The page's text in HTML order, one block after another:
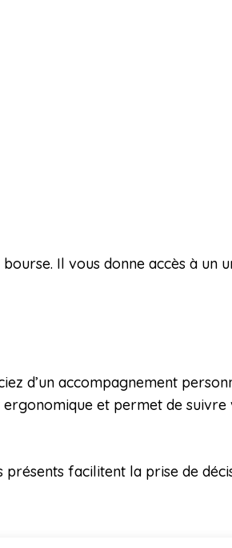
Il vous donne accès à un
d’un accompagnement
et permet de suivre
facilitent la prise de